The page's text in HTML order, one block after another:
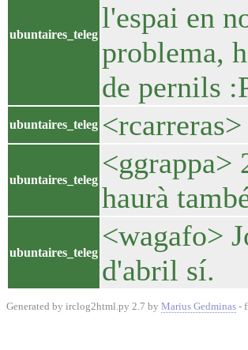
ubuntaires_teleg
l'espai en
problema,
de pernils
ubuntaires_teleg
ubuntaires_teleg
<ggrappa>
haurà
ubuntaires_teleg
<wagafo>
d'abril sí.
Generated by irclog2html.py 2.7 by Marius Gedminas -